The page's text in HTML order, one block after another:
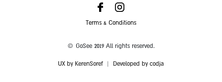
Terms & Conditions
© GoSee 2019 All rights reserved.
UX by KerenSoref Developed by codja